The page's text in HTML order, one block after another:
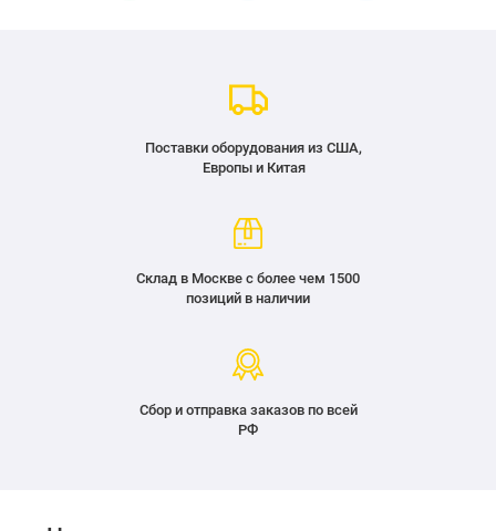
Поставки оборудования из США,
Европы и Китая
Склад в Москве с более чем 1500
позиций в наличии
Сбор и отправка заказов по всей
РФ